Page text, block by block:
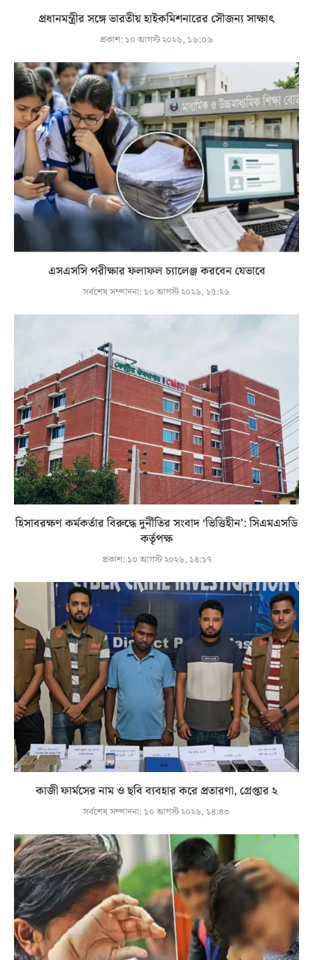
প্রধানমন্ত্রীর সঙ্গে ভারতীয় হাইকমিশনারের সৌজন্য সাক্ষাৎ
প্রকাশ: ১০ আগস্ট ২০২৬, ১৬:০৬
এসএসসি পরীক্ষার ফলাফল চ্যালেঞ্জ করবেন যেভাবে
সর্বশেষ সম্পাদনা: ১০ আগস্ট ২০২৬, ১৫:২৬
হিসাবরক্ষণ কর্মকর্তার বিরুদ্ধে দুর্নীতির সংবাদ ‘ভিত্তিহীন’: সিএমএসডি
কর্তৃপক্ষ
প্রকাশ: ১০ আগস্ট ২০২৬, ১৪:১৭
কাজী ফার্মসের নাম ও ছবি ব্যবহার করে প্রতারণা, গ্রেপ্তার ২
সর্বশেষ সম্পাদনা: ১০ আগস্ট ২০২৬, ১৪:৪৩